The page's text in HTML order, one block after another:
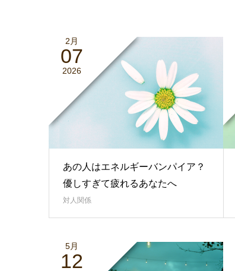
2月
07
2026
あの人はエネルギーバンパイア？
優しすぎて疲れるあなたへ
対人関係
5月
12